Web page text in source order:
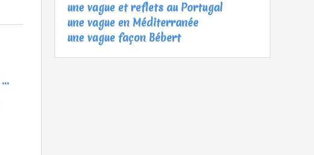
une vague et reflets au Portugal
une vague en Méditerranée
une vague façon Bébert